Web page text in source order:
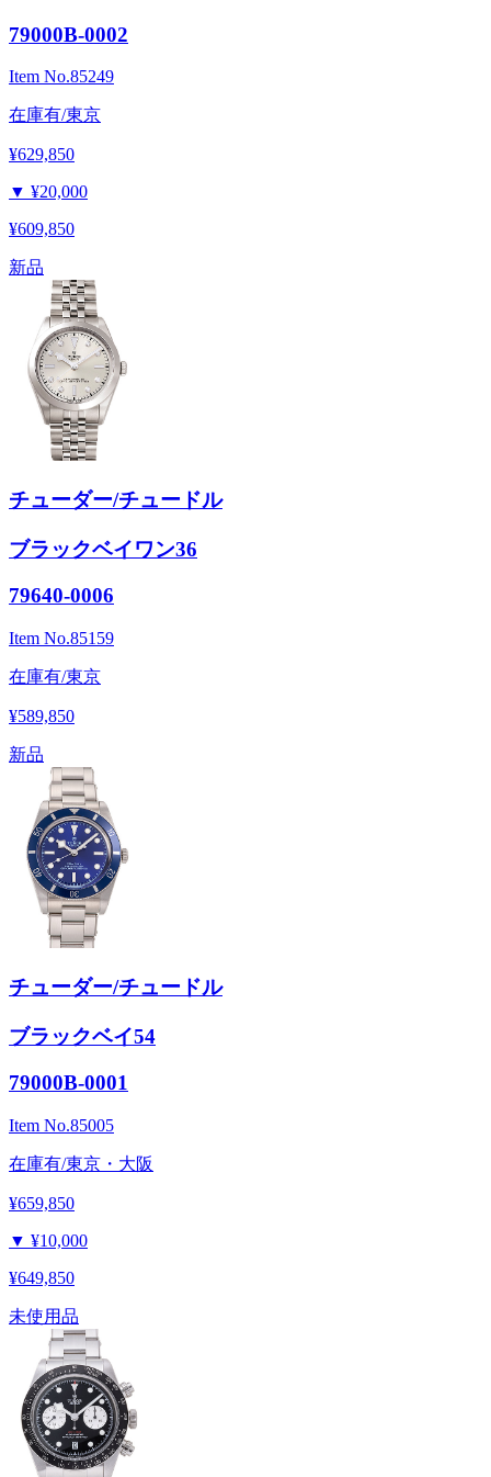
79000B-0002
Item No.85249
在庫有/東京
¥629,850
▼ ¥20,000
¥609,850
新品
チューダー/チュードル
ブラックベイワン36
79640-0006
Item No.85159
在庫有/東京
¥589,850
新品
チューダー/チュードル
ブラックベイ54
79000B-0001
Item No.85005
在庫有/東京・大阪
¥659,850
▼ ¥10,000
¥649,850
未使用品